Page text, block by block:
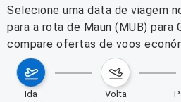
Selecione uma data de viagem
para a rota de Maun (MUB) para
compare ofertas de voos
ida volta